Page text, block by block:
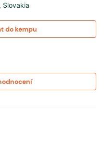
, Slovakia
do kempu